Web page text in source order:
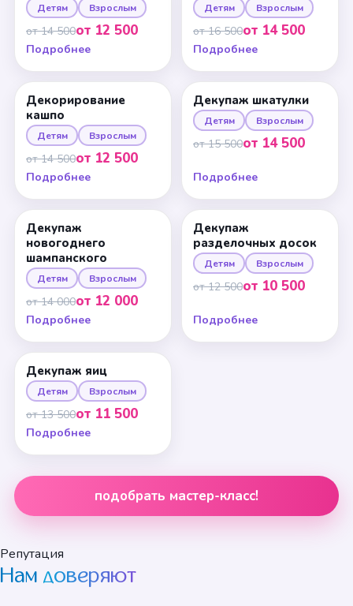
Детям Взрослым
от 14 500от 12 500
Подробнее
Детям Взрослым
от 16 500от 14 500
Подробнее
Декорирование
кашпо
Детям Взрослым
от 14 500от 12 500
Подробнее
Декупаж шкатулки
Детям Взрослым
от 15 500от 14 500
Подробнее
Декупаж
новогоднего
шампанского
Детям Взрослым
от 14 000от 12 000
Подробнее
Декупаж
разделочных досок
Детям Взрослым
от 12 500от 10 500
Подробнее
Декупаж яиц
Детям Взрослым
от 13 500от 11 500
Подробнее
подобрать мастер-класс!
Репутация
Нам доверяют